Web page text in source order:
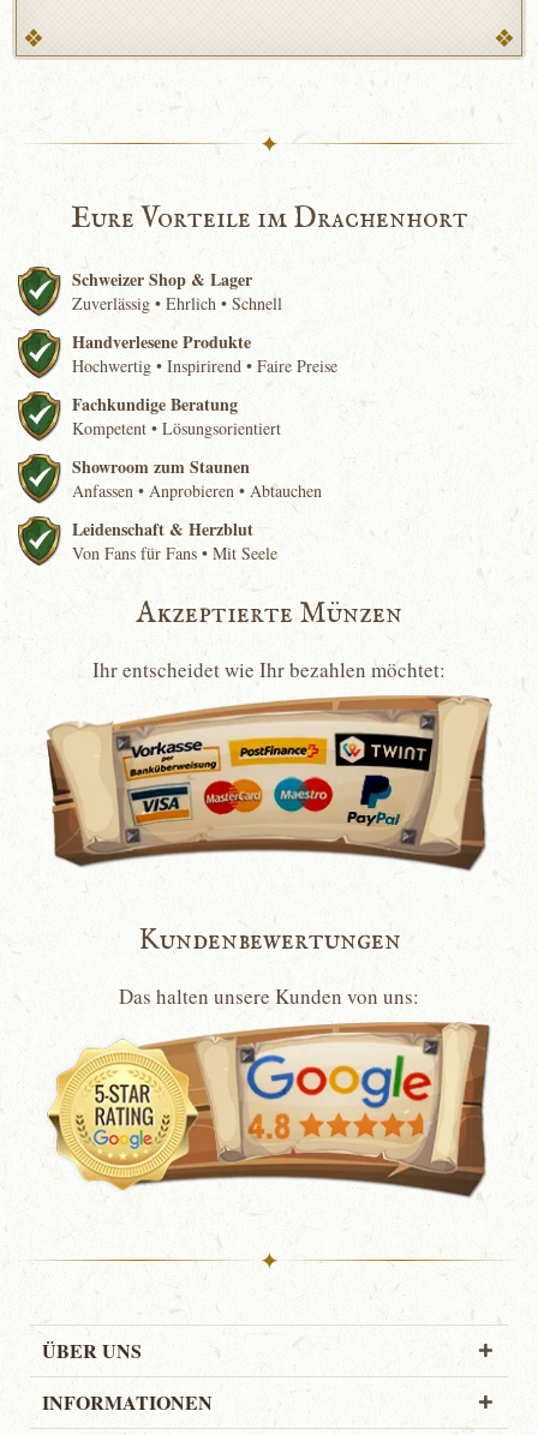
✦
Eure Vorteile im Drachenhort
Schweizer Shop & Lager
Zuverlässig • Ehrlich • Schnell
Handverlesene Produkte
Hochwertig • Inspirirend • Faire Preise
Fachkundige Beratung
Kompetent • Lösungsorientiert
Showroom zum Staunen
Anfassen • Anprobieren • Abtauchen
Leidenschaft & Herzblut
Von Fans für Fans • Mit Seele
Akzeptierte Münzen
Ihr entscheidet wie Ihr bezahlen möchtet:
Kundenbewertungen
Das halten unsere Kunden von uns:
✦
ÜBER UNS
INFORMATIONEN